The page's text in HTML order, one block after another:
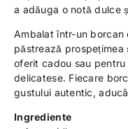
a adăuga o notă dulce
Ambalat într-un
păstrează
oferit cadou sau
delicatese. Fiecare
gustului autentic,
Ingrediente